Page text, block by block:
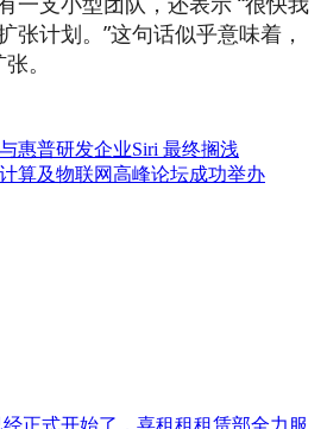
张计划。”这句话似乎意味着，
。
惠普研发企业Siri 最终搁浅
算及物联网高峰论坛成功举办